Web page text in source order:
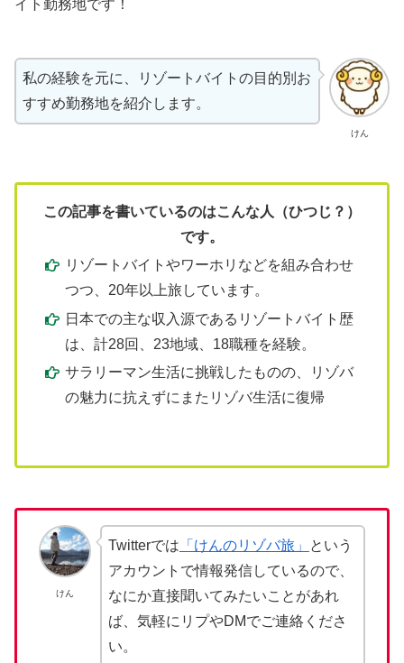
イト勤務地です！
けん
私の経験を元に、リゾートバイトの目的別お
すすめ勤務地を紹介します。
この記事を書いているのはこんな人（ひつじ？）
です。
リゾートバイトやワーホリなどを組み合わせ
つつ、20年以上旅しています。
日本での主な収入源であるリゾートバイト歴
は、計28回、23地域、18職種を経験。
サラリーマン生活に挑戦したものの、リゾバ
の魅力に抗えずにまたリゾバ生活に復帰
けん
Twitterでは 「けんのリゾバ旅」
という
アカウントで情報発信しているので、
なにか直接聞いてみたいことがあれ
ば、気軽にリプやDMでご連絡くださ
い。